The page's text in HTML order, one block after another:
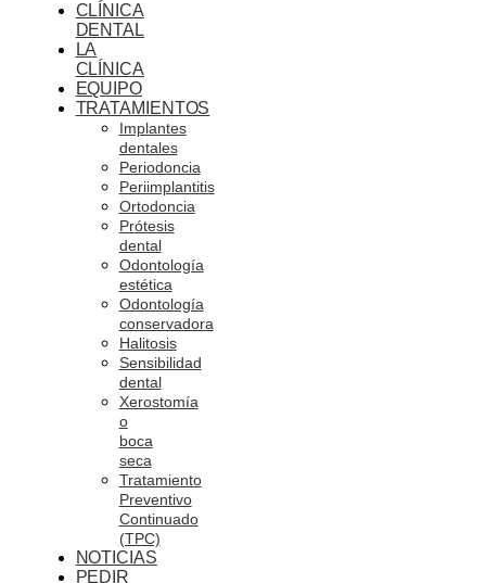
CLÍNICA
DENTAL
LA
CLÍNICA
EQUIPO
TRATAMIENTOS
Implantes
dentales
Periodoncia
Periimplantitis
Ortodoncia
Prótesis
dental
Odontología
estética
Odontología
conservadora
Halitosis
Sensibilidad
dental
Xerostomía
o
boca
seca
Tratamiento
Preventivo
Continuado
(TPC)
NOTICIAS
PEDIR